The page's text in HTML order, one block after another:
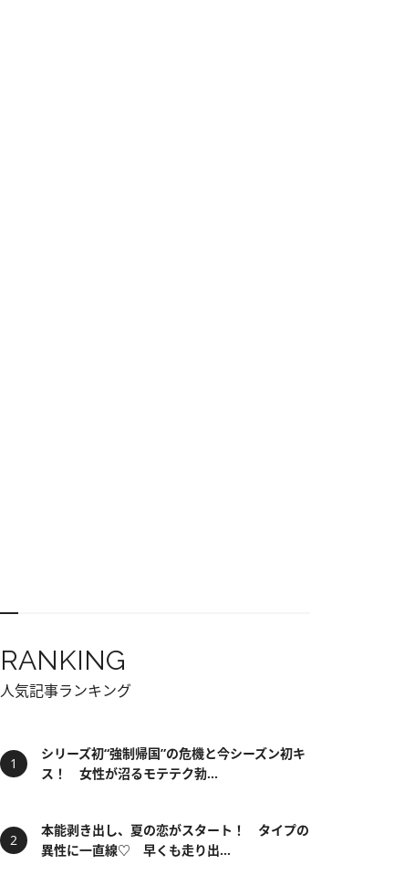
RANKING
人気記事ランキング
シリーズ初“強制帰国”の危機と今シーズン初キ
ス！ 女性が沼るモテテク勃...
本能剥き出し、夏の恋がスタート！ タイプの
異性に一直線♡ 早くも走り出...